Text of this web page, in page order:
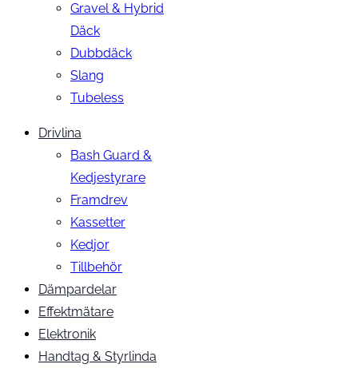
Gravel & Hybrid
Däck
Dubbdäck
Slang
Tubeless
Drivlina
Bash Guard &
Kedjestyrare
Framdrev
Kassetter
Kedjor
Tillbehör
Dämpardelar
Effektmätare
Elektronik
Handtag & Styrlinda